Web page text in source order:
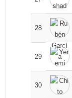
28
29
30